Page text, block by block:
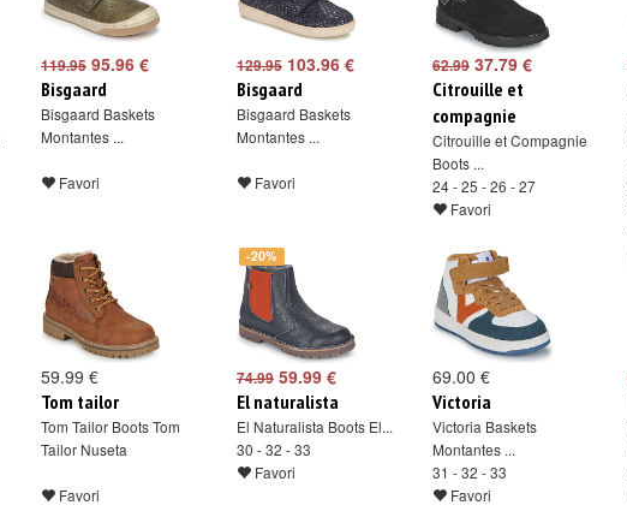
119.95 95.96 €
Bisgaard
Bisgaard Baskets
Montantes ...
Favori
129.95 103.96 €
Bisgaard
Bisgaard Baskets
Montantes ...
Favori
62.99 37.79 €
Citrouille et
compagnie
Citrouille et Compagnie
Boots ...
24 - 25 - 26 - 27
Favori
59.99 €
Tom tailor
Tom Tailor Boots Tom
Tailor Nuseta
Favori
-20%
74.99 59.99 €
El naturalista
El Naturalista Boots El...
30 - 32 - 33
Favori
69.00 €
Victoria
Victoria Baskets
Montantes ...
31 - 32 - 33
Favori